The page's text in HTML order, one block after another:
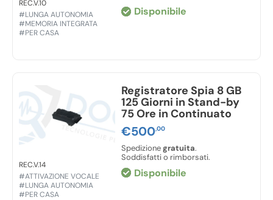
REC.V.10
#LUNGA AUTONOMIA
#MEMORIA INTEGRATA
#PER CASA
Disponibile
REC.V.14
#ATTIVAZIONE VOCALE
#LUNGA AUTONOMIA
#PER CASA
Registratore Spia 8 GB
125 Giorni in Stand-by
75 Ore in Continuato
€500,00
Spedizionegratuita.
Soddisfatti o rimborsati.
Disponibile